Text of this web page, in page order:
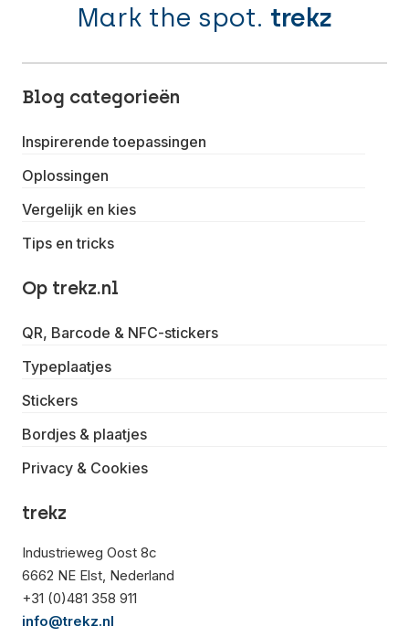
Mark the spot. trekz
Blog categorieën
Inspirerende toepassingen
Oplossingen
Vergelijk en kies
Tips en tricks
Op trekz.nl
QR, Barcode & NFC-stickers
Typeplaatjes
Stickers
Bordjes & plaatjes
Privacy & Cookies
trekz
Industrieweg Oost 8c
6662 NE Elst, Nederland
+31 (0)481 358 911
info@trekz.nl